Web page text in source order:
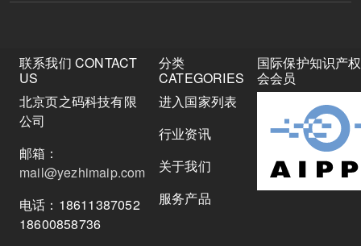
联系我们 CONTACT
US
北京页之码科技有限
公司
邮箱：
mail@yezhimaip.com
电话：18611387052
18600858736
分类
CATEGORIES
进入国家列表
行业资讯
关于我们
服务产品
国际保护知识产
会会员